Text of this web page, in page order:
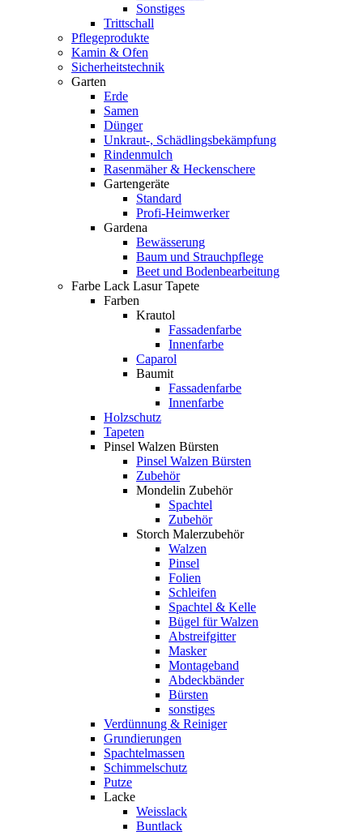
Sonstiges
Trittschall
Pflegeprodukte
Kamin & Ofen
Sicherheitstechnik
Garten
Erde
Samen
Dünger
Unkraut-, Schädlingsbekämpfung
Rindenmulch
Rasenmäher & Heckenschere
Gartengeräte
Standard
Profi-Heimwerker
Gardena
Bewässerung
Baum und Strauchpflege
Beet und Bodenbearbeitung
Farbe Lack Lasur Tapete
Farben
Krautol
Fassadenfarbe
Innenfarbe
Caparol
Baumit
Fassadenfarbe
Innenfarbe
Holzschutz
Tapeten
Pinsel Walzen Bürsten
Pinsel Walzen Bürsten
Zubehör
Mondelin Zubehör
Spachtel
Zubehör
Storch Malerzubehör
Walzen
Pinsel
Folien
Schleifen
Spachtel & Kelle
Bügel für Walzen
Abstreifgitter
Masker
Montageband
Abdeckbänder
Bürsten
sonstiges
Verdünnung & Reiniger
Grundierungen
Spachtelmassen
Schimmelschutz
Putze
Lacke
Weisslack
Buntlack